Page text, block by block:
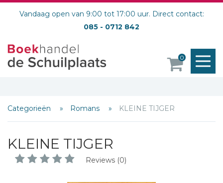
Vandaag open van 9:00 tot 17:00 uur. Direct contact:
085 - 0712 842
0
Categorieën Romans KLEINE TIJGER
KLEINE TIJGER
Reviews (0)